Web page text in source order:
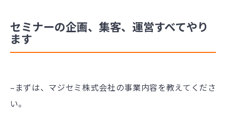
セミナーの企画、集客、運営すべてやり
ます
–まずは、マジセミ株式会社の事業内容を教えてくださ
い。